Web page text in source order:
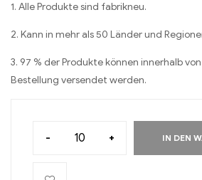
1. Alle Produkte sind fabrikneu.
2. Kann in mehr als 50 Länder und
3. 97 % der Produkte können innerhalb
Bestellung versendet werden.
- + IN DEN